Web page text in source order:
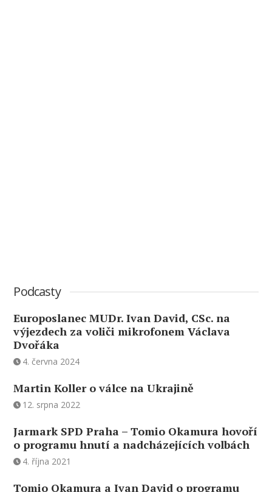
Podcasty
Europoslanec MUDr. Ivan David, CSc. na
výjezdech za voliči mikrofonem Václava
Dvořáka
4. června 2024
Martin Koller o válce na Ukrajině
12. srpna 2022
Jarmark SPD Praha – Tomio Okamura hovoří
o programu hnutí a nadcházejících volbách
4. října 2021
Tomio Okamura a Ivan David o programu